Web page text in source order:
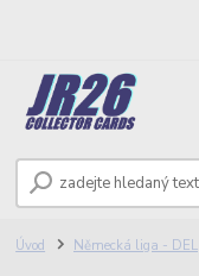
Úvod Německá liga - DEL